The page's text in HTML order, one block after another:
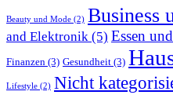
Beauty und Mode (2) Business
and Elektronik (5) Essen
Finanzen (3) Gesundheit (3)
Lifestyle (2) Nicht